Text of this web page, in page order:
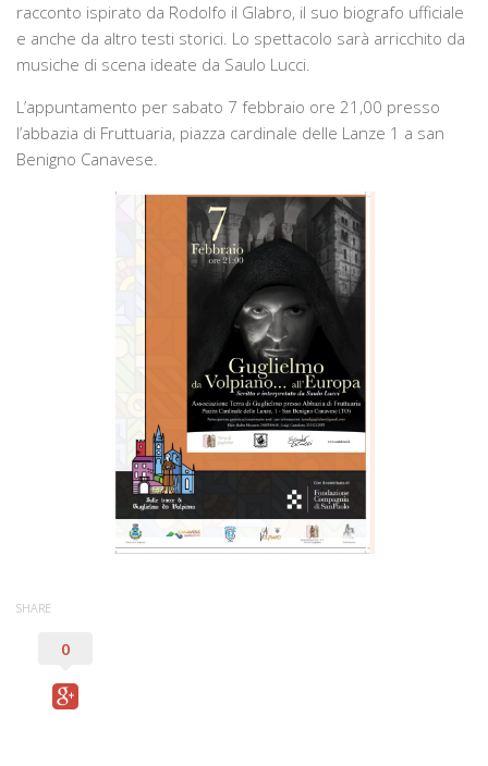
Mostre
Viaggi culturali
Biblioteca storica
Catalogo biblioteca
Documenti storici e cartografie
Rassegna stampa
racconto ispirato da Rodolfo il Glabro, il suo biografo ufficiale
e anche da altro testi storici. Lo spettacolo sarà arricchito da
musiche di scena ideate da Saulo Lucci.
L’appuntamento per sabato 7 febbraio ore 21,00 presso
l’abbazia di Fruttuaria, piazza cardinale delle Lanze 1 a san
Benigno Canavese.
SHARE
0